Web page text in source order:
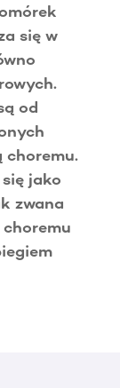
się w
od
choremu.
jako
zwana